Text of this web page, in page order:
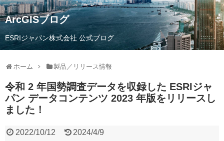
ArcGISブログ
ESRIジャパン株式会社 公式ブログ
ホーム 製品／リリース情報
令和 2 年国勢調査データを収録した ESRIジャ
パン データコンテンツ 2023 年版をリリースし
ました！
2022/10/12
2024/4/9